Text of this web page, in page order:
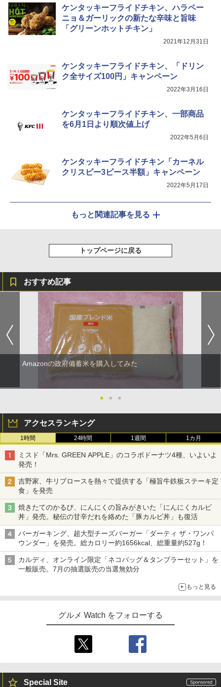
￥3,248
￥2,323
ジ 石窯ドーム ER-D80A(K) ブラック 25
0℃ 1段調理 フラットテーブル 電子レン
ジ 赤外線センサー ノンフライ調理 簡単
お手入れ 小型 新生活 一人暮らし 二人暮
シャープ ウォーターオーブン ヘルシオ
クション トースト機能
￥44,800
ケンタッキーフライドチキン、ハラペー
ニョ＆ガーリックの新たな辛味と旨味
「グリーンホットチキン」
2021年12月31日
ケンタッキーフライドチキン、「ドリン
ク全サイズ100円」キャンペーン
2022年3月16日
ケンタッキーフライドチキン、一部商品
を6月1日より順次値上げ
2022年5月6日
ケンタッキーフライドチキン「カーネル
クリスピー3ピース半額」キャンペーン
2022年5月17日
もっと関連記事を見る
トップページに戻る
おすすめ記事
Amazonの政府備蓄米を購入してみた
● ● ●
アクセスランキング
1時間 24時間 1週間 1カ月
ミスド「Mrs. GREEN APPLE」のコラボドーナツ4種、いよいよ
発売！
吉野家、牛リブロースを熱々で提供する「極旨牛鉄板ステーキ定
食」を発売
焼きたてのかるび、にんにくの旨みがきいた「にんにくカルビ
丼」発売。秘伝の甘辛だれを絡めた「豚カルビ丼」も復活
バーガーキング、超大型チーズバーガー「ダーティ ザ・ワンパ
ウンダー」を発売。総カロリー約1656kcal、総重量約527g！
カルディ、オンライン限定「ネコバッグ＆タンブラーセット」を
一般販売。7月の抽選販売の当選無効分
もっと見る
グルメ Watch をフォローする
Special Site